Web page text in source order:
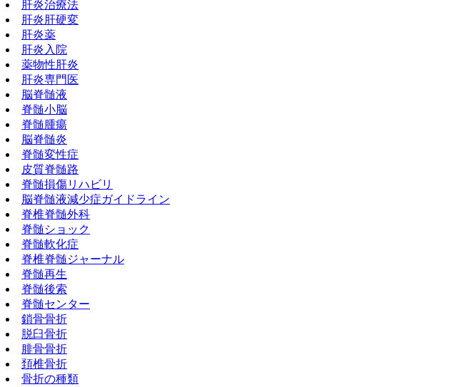
肝炎治療法
肝炎肝硬変
肝炎薬
肝炎入院
薬物性肝炎
肝炎専門医
脳脊髄液
脊髄小脳
脊髄腫瘍
脳脊髄炎
脊髄変性症
皮質脊髄路
脊髄損傷リハビリ
脳脊髄液減少症ガイドライン
脊椎脊髄外科
脊髄ショック
脊髄軟化症
脊椎脊髄ジャーナル
脊髄再生
脊髄後索
脊髄センター
鎖骨骨折
脱臼骨折
腓骨骨折
頚椎骨折
骨折の種類